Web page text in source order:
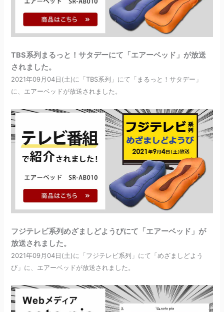
TBS系列まるっと！サタデーにて「エアーベッド」が放送
されました。
2021年09月04日(土)に「TBS系列」にて「まるっと！サタデー」
に、エアーベッドが放送されました。
フジテレビ系列めざましどようびにて「エアーベッド」が
放送されました。
2021年09月04日(土)に「フジテレビ系列」にて「めざましどよう
び」に、エアーベッドが放送されました。